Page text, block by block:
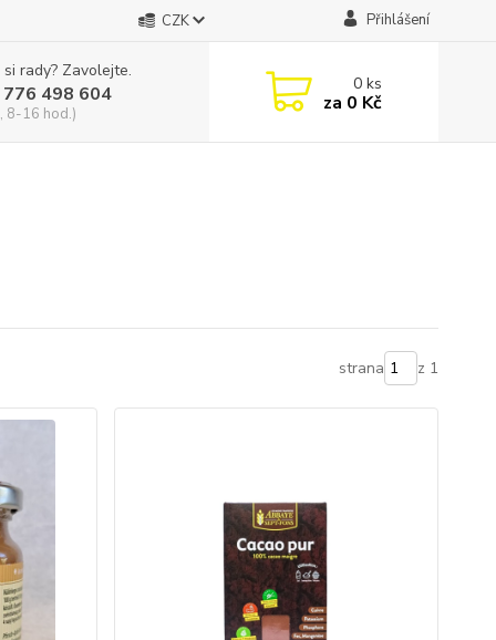
CZK Přihlášení
rady? Zavolejte.
498 604
8-16 hod.)
0ks
za 0 Kč
strana z 1